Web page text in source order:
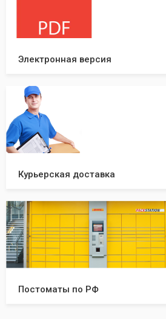
Электронная версия
Курьерская доставка
Постоматы по РФ